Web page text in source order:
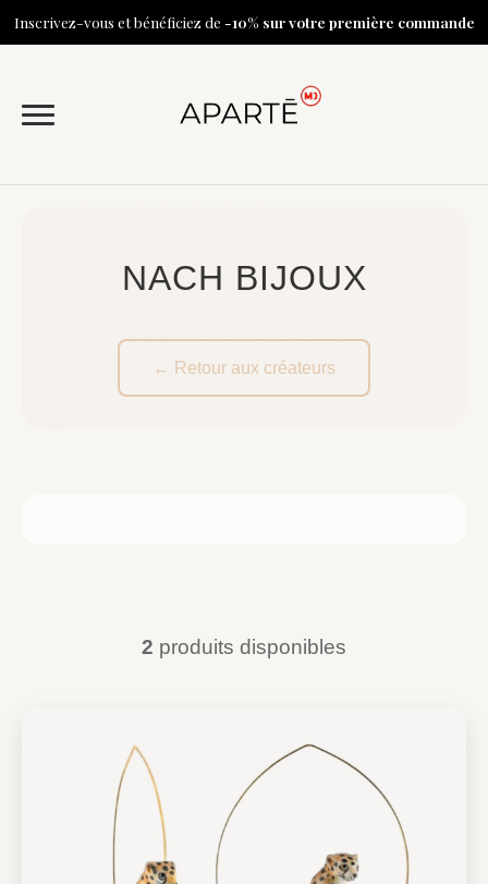
Inscrivez-vous et bénéficiez de -10% sur votre première commande
NACH BIJOUX
← Retour aux créateurs
2 produits disponibles